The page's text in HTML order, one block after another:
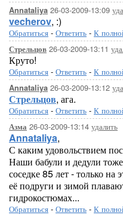
Annataliya 26-03-2009-13:09
vecherov, :)
Обратиться - Ответить - К
Стрельцов 26-03-2009-13:11
Круто!
Обратиться - Ответить - К
Annataliya 26-03-2009-13:12
Стрельцов, ага.
Обратиться - Ответить - К
Азма 26-03-2009-13:14 удалить
Annataliya,
С каким удовольствием
Наши бабули и дедули
соседке 85 лет - только на
её подруги и зимой
гидрокостюмах...
Обратиться - Ответить - К